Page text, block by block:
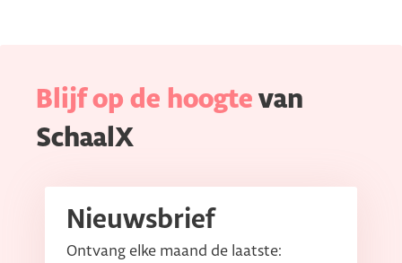
Blijf op de hoogte van
SchaalX
Nieuwsbrief
Ontvang elke maand de laatste: